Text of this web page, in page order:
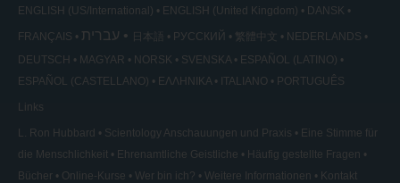
ENGLISH (US/International) ENGLISH (United Kingdom) DANSK
FRANÇAIS עברית 日本語 РУССКИЙ 繁體中文
NEDERLANDS
DEUTSCH
MAGYAR NORSK SVENSKA
ESPAÑOL (LATINO)
ESPAÑOL (CASTELLANO)
ΕΛΛΗΝΙΚA ITALIANO PORTUGUÊS
Links
L. Ron Hubbard Scientology Anschauungen und Praxis
Eine Stimme für
die Menschlichkeit
Ehrenamtliche Geistliche
Häufig gestellte Fragen
Bücher
Online-Kurse Wer bin ich? Weitere Informationen
Kontakt